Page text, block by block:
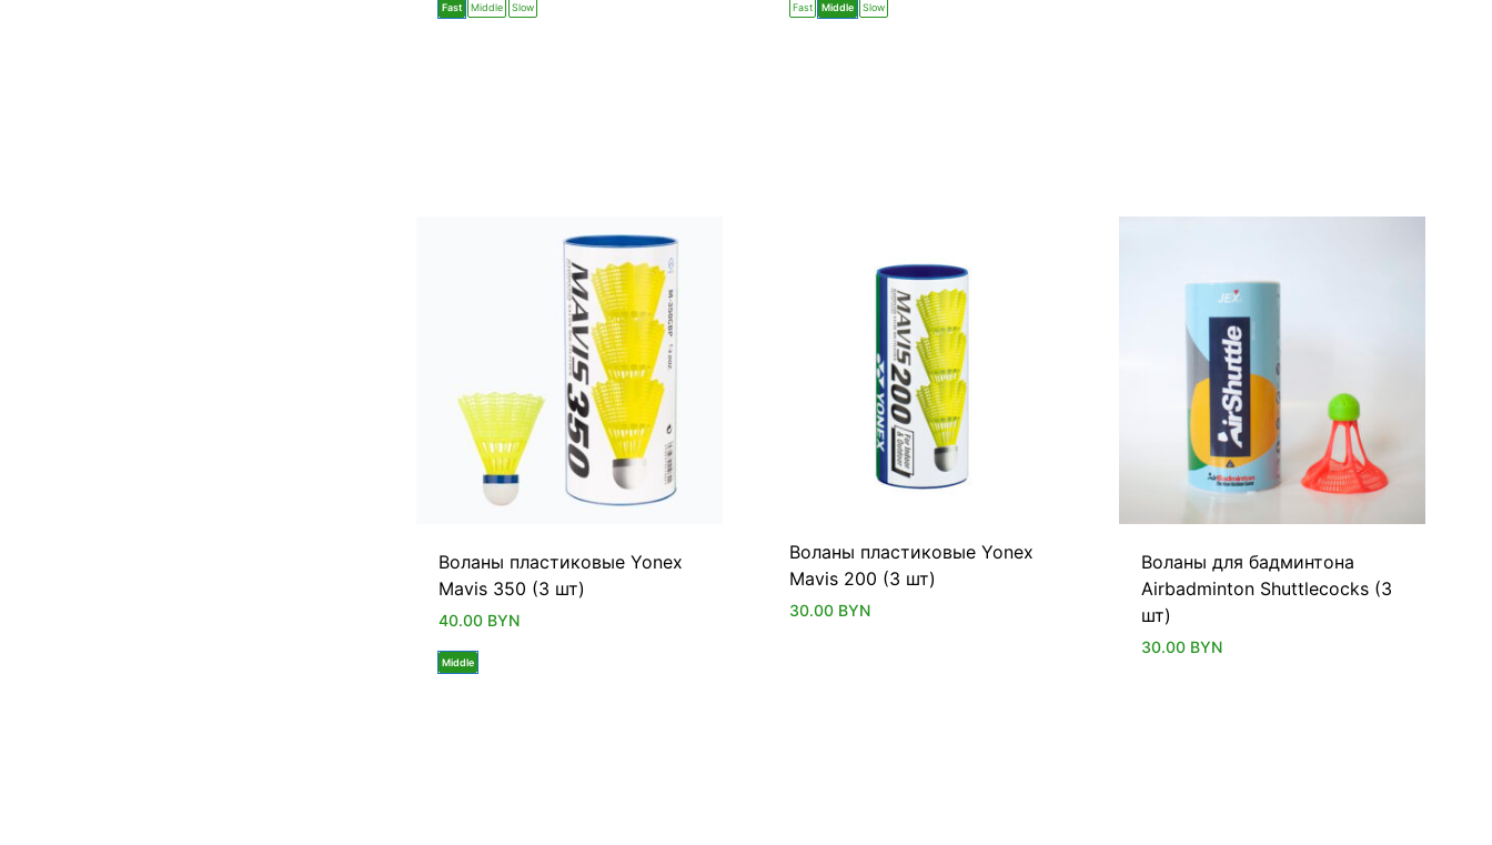
Fast Middle Slow Fast Middle Slow
Воланы пластиковые Yonex
Mavis 350 (3 шт)
40.00 BYN
Middle
Воланы пластиковые Yonex
Mavis 200 (3 шт)
30.00 BYN
Воланы для бадминтона
Airbadminton Shuttlecocks (3
шт)
30.00 BYN